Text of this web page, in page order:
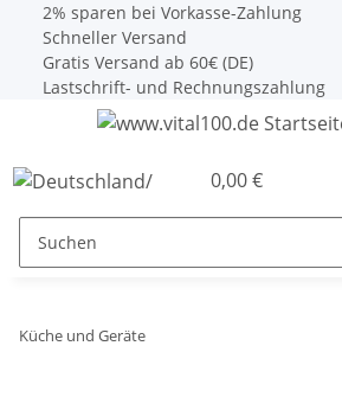
2% sparen bei Vorkasse-Zahlung
Schneller Versand
Gratis Versand ab 60€ (DE)
Lastschrift- und Rechnungszahlung
0,00 €
Küche und Geräte